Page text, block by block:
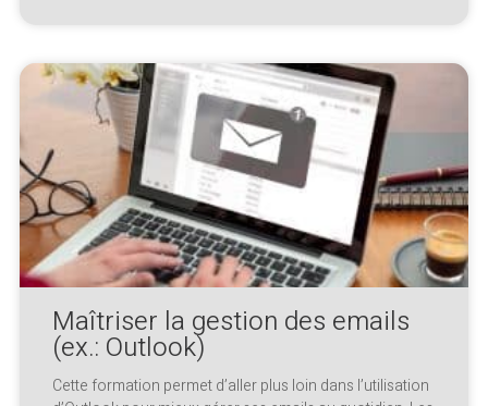
Maîtriser la gestion des emails
(ex.: Outlook)
Cette formation permet d’aller plus loin dans l’utilisation